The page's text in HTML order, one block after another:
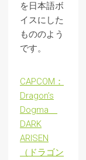
を日本語ボ
イスにした
もののよう
です。
CAPCOM：
Dragon’s
Dogma
DARK
ARISEN
（ドラゴン